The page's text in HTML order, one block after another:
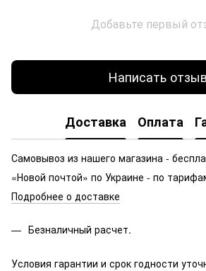
Добавьте первый
Написать отзыв
Доставка Оплата
Самовывоз из нашего магазина -
«Новой почтой» по Украине - по
Подробнее о доставке
Безналичный расчет.
Условия гарантии и срок годности